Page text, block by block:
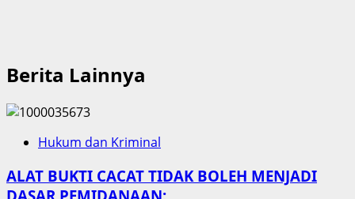
Berita Lainnya
Hukum dan Kriminal
ALAT BUKTI CACAT TIDAK BOLEH MENJADI